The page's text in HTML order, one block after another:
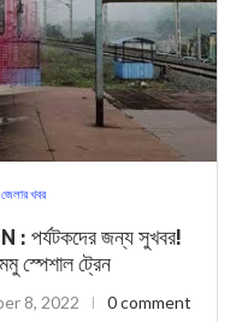
জেলার খবর
পর্যটকদের জন্য সুখবর!
স্পেশাল ট্রেন
8, 2022 0 comment